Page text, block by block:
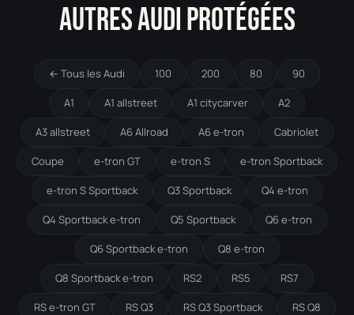
AUTRES AUDI PROTÉGÉES
← Tous les Audi 100 200 80 90
A1 A1 allstreet A1 citycarver A2
A3 allstreet A6 Allroad A6 e-tron Cabriolet
Coupe e-tron GT e-tron S e-tron Sportback
e-tron S Sportback Q3 Sportback Q4 e-tron
Q4 Sportback e-tron Q5 Sportback Q6 e-tron
Q6 Sportback e-tron Q8 e-tron
Q8 Sportback e-tron RS2 RS5 RS7
RS e-tron GT RS Q3 RS Q3 Sportback RS Q8